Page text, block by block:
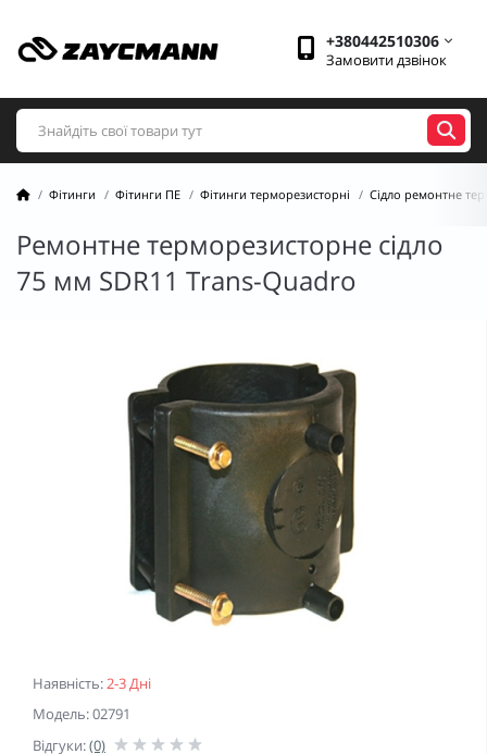
+380442510306
Замовити дзвінок
Фітинги Фітинги ПЕ Фітинги терморезисторні Сідло ремонтне
Ремонтне терморезисторне сідло
75 мм SDR11 Trans-Quadro
Наявність:2-3 Дні
Модель: 02791
Відгуки:(0)